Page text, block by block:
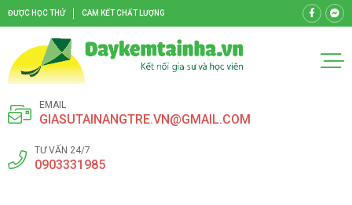
ĐƯỢC HỌC THỬ CAM KẾT CHẤT LƯỢNG
EMAIL
GIASUTAINANGTRE.VN@GMAIL.COM
TƯ VẤN 24/7
0903331985